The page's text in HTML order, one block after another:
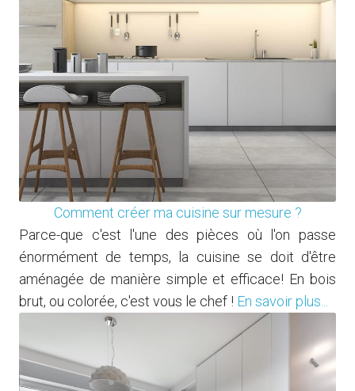
Comment créer ma cuisine sur mesure ?
Parce-que c'est l'une des pièces où l'on passe
énormément de temps, la cuisine se doit d'être
aménagée de manière simple et efficace! En bois
brut, ou colorée, c'est vous le chef ! En savoir plus...